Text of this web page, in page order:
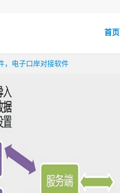
首页
，电子口岸对接软件